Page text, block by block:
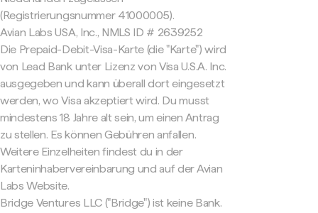
(Registrierungsnummer 41000005).
Avian Labs USA, Inc., NMLS ID # 2639252
Die Prepaid-Debit-Visa-Karte (die "Karte") wird
von Lead Bank unter Lizenz von Visa U.S.A. Inc.
ausgegeben und kann überall dort eingesetzt
werden, wo Visa akzeptiert wird. Du musst
mindestens 18 Jahre alt sein, um einen Antrag
zu stellen. Es können Gebühren anfallen.
Weitere Einzelheiten findest du in der
Karteninhabervereinbarung und auf der Avian
Labs Website.
Bridge Ventures LLC ("Bridge") ist keine Bank.